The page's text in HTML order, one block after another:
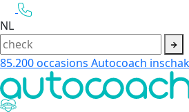
NL
85.200occasions Autocoach